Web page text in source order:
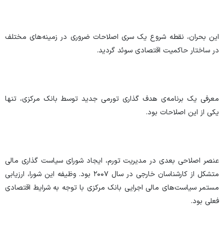
این بحران، نقطه شروع یک سری اصلاحات ضروری در زمینه‌های مختلف
در ساختار حاکمیت اقتصادی سوئد گردید.
معرفی یک برنامه‌ی هدف گذاری تورمی جدید توسط بانک مرکزی، تنها
یکی از این اصلاحات بود.
عنصر اصلاحی بعدی در مدیریت تورم، ایجاد شورای سیاست گذاری مالی
متشکل از کارشناسان خارجی در سال ۲۰۰۷ بود. وظیفه این شورا، ارزیابی
مستمر سیاست‌های مالی اجرایی بانک مرکزی با توجه به شرایط اقتصادی
فعلی بود.